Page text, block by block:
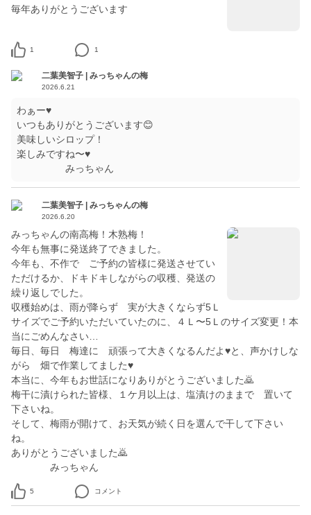
毎年ありがとうございます
1 1
二葉美智子 | みっちゃんの梅
2026.6.21
わぁー♥
いつもありがとうございます😊
美味しいシロップ！
楽しみですね〜♥
みっちゃん
二葉美智子 | みっちゃんの梅
2026.6.20
みっちゃんの南高梅！木熟梅！
今年も無事に発送終了できました。
今年も、不作で ご予約の皆様に発送させてい
ただけるか、ドキドキしながらの収穫、発送の
繰り返しでした。
収穫始めは、雨が降らず 実が大きくならず5Ｌ
サイズでご予約いただいていたのに、４Ｌ〜5Ｌのサイズ変更！本
当にごめんなさい…
毎日、毎日 梅達に 頑張って大きくなるんだよ♥と、声かけしな
がら 畑で作業してました♥
本当に、今年もお世話になりありがとうございました🙇
梅干に漬けられた皆様、１ケ月以上は、塩漬けのままで 置いて
下さいね。
そして、梅雨が開けて、お天気が続く日を選んで干して下さい
ね。
ありがとうございました🙇
みっちゃん
5 コメント